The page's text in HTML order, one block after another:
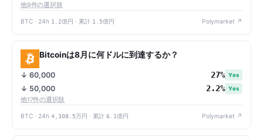
他9件の選択肢
BTC · 24h 1.2億円 · 累計 1.5億円 Polymarket ↗
Bitcoinは8月に何ドルに到達するか？
↓ 60,000 27% Yes
↓ 50,000 2.2% Yes
他17件の選択肢
BTC · 24h 4,308.5万円 · 累計 6.1億円 Polymarket ↗